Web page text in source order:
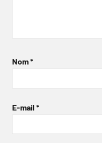
Nom*
E-mail *